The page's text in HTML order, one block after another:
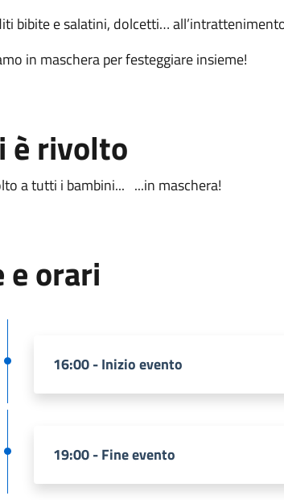
bibite e salatini, dolcetti…
in maschera per festeggiare insieme!
è rivolto
a tutti i bambini... ...in maschera!
e orari
16:00 - Inizio evento
19:00 - Fine evento